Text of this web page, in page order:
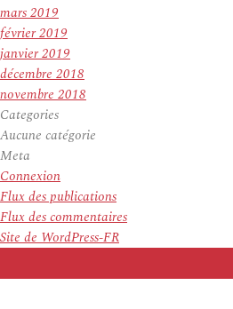
mars 2019
février 2019
janvier 2019
décembre 2018
novembre 2018
Categories
Aucune catégorie
Meta
Connexion
Flux des publications
Flux des commentaires
Site de WordPress-FR